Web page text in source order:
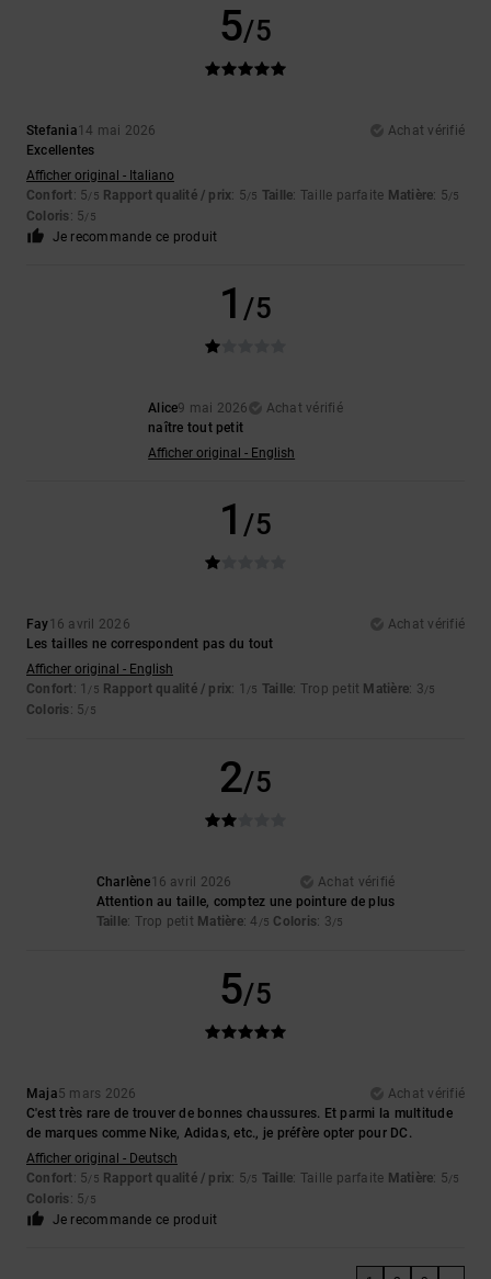
5/5
Stefania14 mai 2026
Achat vérifié
Excellentes
Afficher original - Italiano
Confort: 5/5 Rapport qualité / prix: 5/5 Taille: Taille parfaite Matière: 5/5
Coloris: 5/5
Je recommande ce produit
1/5
Alice9 mai 2026
Achat vérifié
naître tout petit
Afficher original - English
1/5
Fay16 avril 2026
Achat vérifié
Les tailles ne correspondent pas du tout
Afficher original - English
Confort: 1 /5 Rapport qualité / prix: 1 /5 Taille: Trop petit Matière: 3/5
Coloris: 5/5
2/5
Charlène16 avril 2026
Achat vérifié
Attention au taille, comptez une pointure de plus
Taille: Trop petit Matière: 4 /5 Coloris: 3/5
5/5
Maja5 mars 2026
Achat vérifié
C'est très rare de trouver de bonnes chaussures. Et parmi la multitude
de marques comme Nike, Adidas, etc., je préfère opter pour DC.
Afficher original - Deutsch
Confort: 5/5 Rapport qualité / prix: 5/5 Taille: Taille parfaite Matière: 5/5
Coloris: 5/5
Je recommande ce produit